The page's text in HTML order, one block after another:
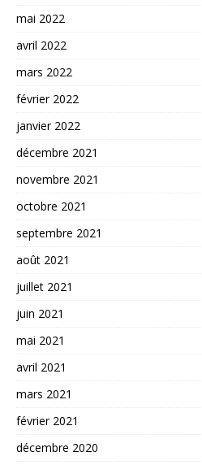
mai 2022
avril 2022
mars 2022
février 2022
janvier 2022
décembre 2021
novembre 2021
octobre 2021
septembre 2021
août 2021
juillet 2021
juin 2021
mai 2021
avril 2021
mars 2021
février 2021
décembre 2020